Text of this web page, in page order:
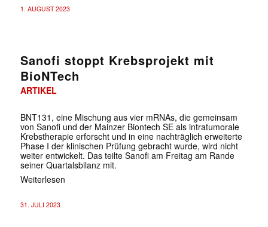
1. AUGUST 2023
Sanofi stoppt Krebsprojekt mit
BioNTech
ARTIKEL
BNT131, eine Mischung aus vier mRNAs, die gemeinsam
von Sanofi und der Mainzer Biontech SE als intratumorale
Krebstherapie erforscht und in eine nachträglich erweiterte
Phase I der klinischen Prüfung gebracht wurde, wird nicht
weiter entwickelt. Das teilte Sanofi am Freitag am Rande
seiner Quartalsbilanz mit.
Weiterlesen
31. JULI 2023